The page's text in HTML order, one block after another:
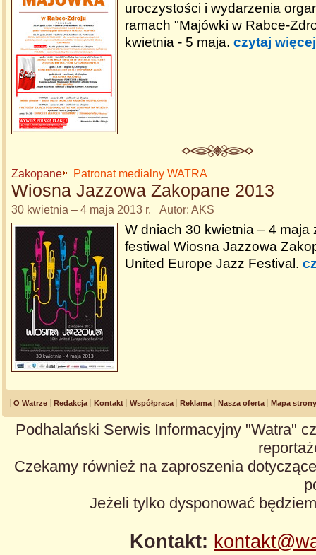
uroczystości i wydarzenia
ramach "Majówki w Rabce-
kwietnia - 5 maja. czytaj więcej
Zakopane Patronat medialny WATRA
Wiosna Jazzowa Zakopane 2013
30 kwietnia – 4 maja 2013 r. Autor: AKS
W dniach 30 kwietnia – 4 maja
festiwal Wiosna Jazzowa
United Europe Jazz Festival.
O Watrze Redakcja Kontakt Współpraca Reklama Nasza oferta Mapa strony
Podhalański Serwis Informacyjny "Watra"
Czekamy również na zaproszenia
Jeżeli tylko dysponować
Kontakt: